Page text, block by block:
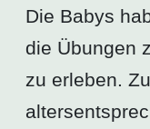
Die Babys
die Übungen
zu erleben.